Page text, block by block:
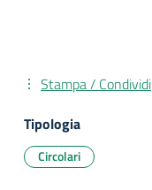
Stampa / Condividi
Tipologia
Circolari